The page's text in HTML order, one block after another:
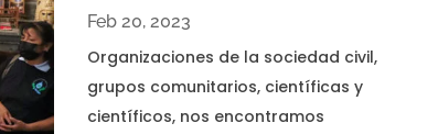
Feb 20, 2023
Organizaciones de la sociedad civil,
grupos comunitarios, científicas y
científicos, nos encontramos